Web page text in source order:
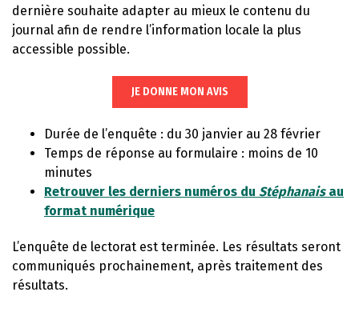
dernière souhaite adapter au mieux le contenu du
journal afin de rendre l’information locale la plus
accessible possible.
JE DONNE MON AVIS
Durée de l’enquête : du 30 janvier au 28 février
Temps de réponse au formulaire : moins de 10
minutes
Retrouver les derniers numéros du Stéphanaisau
format numérique
L’enquête de lectorat est terminée. Les résultats seront
communiqués prochainement, après traitement des
résultats.